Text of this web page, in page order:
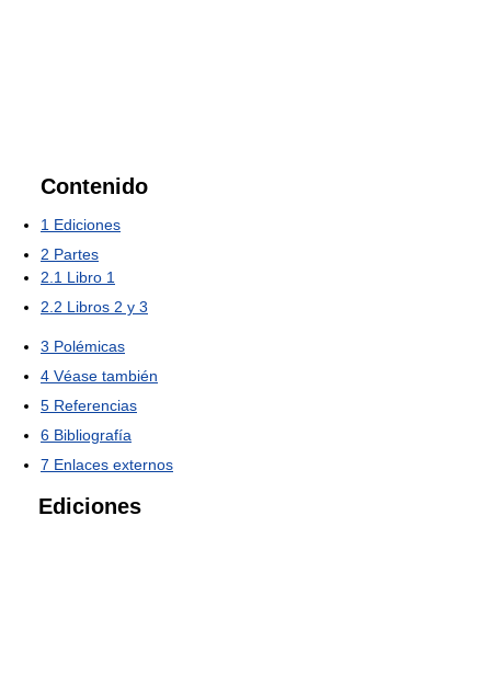
Contenido
1 Ediciones
2 Partes
2.1 Libro 1
2.2 Libros 2 y 3
3 Polémicas
4 Véase también
5 Referencias
6 Bibliografía
7 Enlaces externos
Ediciones